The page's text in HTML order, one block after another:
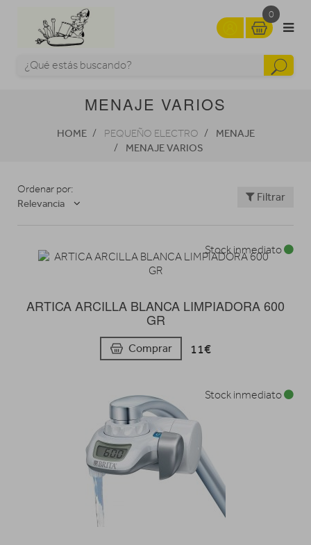
0
MENAJE VARIOS
HOME PEQUEÑO ELECTRO
MENAJE
MENAJE VARIOS
Ordenar por:
Relevancia
Filtrar
ARTICA ARCILLA BLANCA LIMPIADORA 600
GR
Comprar 11€
Stock inmediato
Stock inmediato